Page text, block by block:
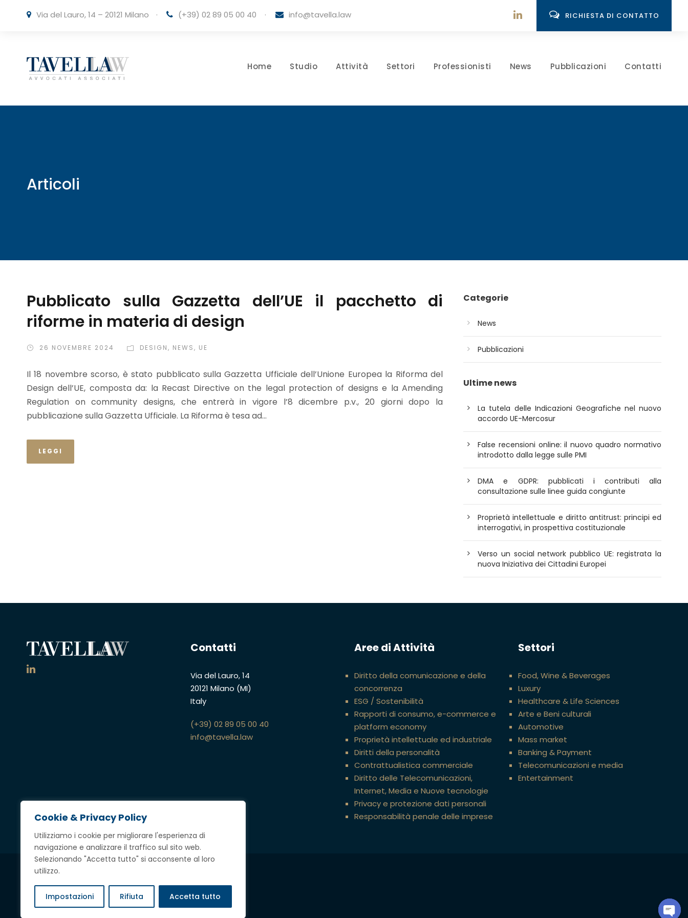
Cookie & Privacy Policy
Utilizziamo i cookie per migliorare l'esperienza di
navigazione e analizzare il traffico sul sito web.
Selezionando "Accetta tutto" si acconsente al loro
utilizzo.
Impostazioni Rifiuta Accetta tutto
Via del Lauro, 14 – 20121 Milano · (+39) 02 89 05 00 40 · info@tavella.law RICHIESTA DI CONTATTO
Home Studio Attività Settori Professionisti News Pubblicazioni Contatti
Articoli
Pubblicato sulla Gazzetta dell’UE il pacchetto di
riforme in materia di design
26 NOVEMBRE 2024 DESIGN, NEWS, UE
Il 18 novembre scorso, è stato pubblicato sulla Gazzetta Ufficiale dell’Unione Europea la Riforma del
Design dell’UE, composta da: la Recast Directive on the legal protection of designs e la Amending
Regulation on community designs, che entrerà in vigore l’8 dicembre p.v., 20 giorni dopo la
pubblicazione sulla Gazzetta Ufficiale. La Riforma è tesa ad...
LEGGI
Categorie
News
Pubblicazioni
Ultime news
La tutela delle Indicazioni Geografiche nel nuovo
accordo UE-Mercosur
False recensioni online: il nuovo quadro normativo
introdotto dalla legge sulle PMI
DMA e GDPR: pubblicati i contributi alla
consultazione sulle linee guida congiunte
Proprietà intellettuale e diritto antitrust: principi ed
interrogativi, in prospettiva costituzionale
Verso un social network pubblico UE: registrata la
nuova Iniziativa dei Cittadini Europei
Contatti
Via del Lauro, 14
20121 Milano (MI)
Italy
(+39) 02 89 05 00 40
info@tavella.law
Aree di Attività
Diritto della comunicazione e della
concorrenza
ESG / Sostenibilità
Rapporti di consumo, e-commerce e
platform economy
Proprietà intellettuale ed industriale
Diritti della personalità
Contrattualistica commerciale
Diritto delle Telecomunicazioni,
Internet, Media e Nuove tecnologie
Privacy e protezione dati personali
Responsabilità penale delle imprese
Settori
Food, Wine & Beverages
Luxury
Healthcare & Life Sciences
Arte e Beni culturali
Automotive
Mass market
Banking & Payment
Telecomunicazioni e media
Entertainment
Copyright @ 2023 Tavella Avvocati Associati,tutti i diritti riservati